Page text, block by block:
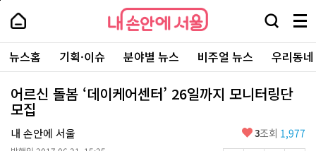
본
로
가
내
손
안
에
서
울
-
서
울
시
대
내
손
에
울
검
창
열
기
메
뉴
전
체
보
주
요
서
뉴스홈 기획·이슈 분야별 뉴스 비주얼 뉴스 우리동
어르신 돌봄 ‘데이케어센터’ 26일까지 모니터링단
모집
내 손안에 서울 좋
3조회 1,977
페
상
단
로